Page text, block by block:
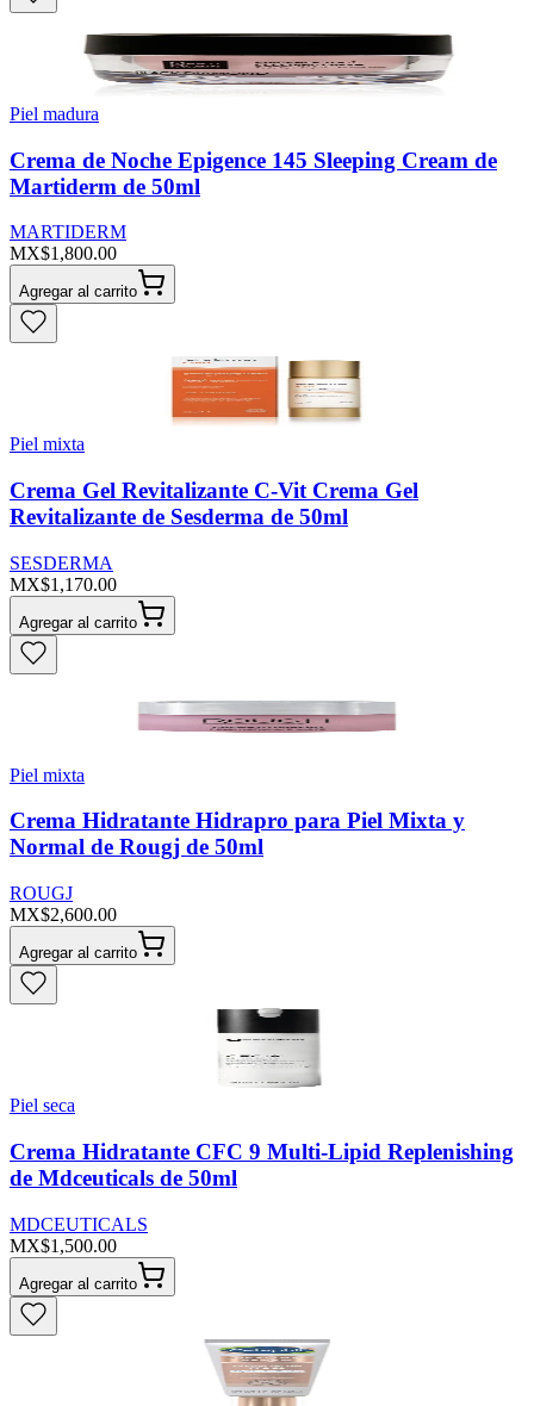
Piel madura
Crema de Noche Epigence 145 Sleeping Cream de
Martiderm de 50ml
MARTIDERM
MX$1,800.00
Agregar al carrito
Piel mixta
Crema Gel Revitalizante C-Vit Crema Gel
Revitalizante de Sesderma de 50ml
SESDERMA
MX$1,170.00
Agregar al carrito
Piel mixta
Crema Hidratante Hidrapro para Piel Mixta y
Normal de Rougj de 50ml
ROUGJ
MX$2,600.00
Agregar al carrito
Piel seca
Crema Hidratante CFC 9 Multi-Lipid Replenishing
de Mdceuticals de 50ml
MDCEUTICALS
MX$1,500.00
Agregar al carrito